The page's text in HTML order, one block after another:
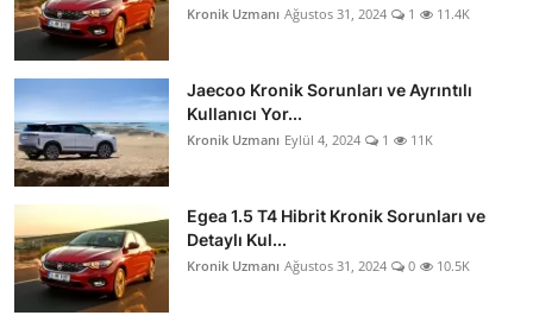
Kronik Uzmanı Ağustos 31, 2024 1 11.4K
Jaecoo Kronik Sorunları ve Ayrıntılı
Kullanıcı Yor...
Kronik Uzmanı Eylül 4, 2024 1 11K
Egea 1.5 T4 Hibrit Kronik Sorunları ve
Detaylı Kul...
Kronik Uzmanı Ağustos 31, 2024 0 10.5K